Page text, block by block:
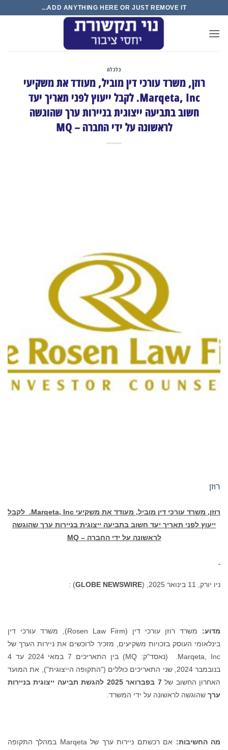
content
ADD ANYTHING HERE OR JUST REMOVE IT...
כלכלה
רוזן, משרד עורכי דין מוביל, מעודד את משקיעי
Marqeta, Inc. לקבל ייעוץ לפני תאריך יעד
חשוב בתביעה ייצוגית בניירות ערך שהוגשה
לראשונה על ידי החברה – MQ
רוזן
רוזן, משרד עורכי דין מוביל, מעודד את משקיעי Marqeta, Inc.
לקבל
ייעוץ לפני תאריך יעד חשוב בתביעה ייצוגית בניירות ערך שהוגשה
לראשונה על ידי החברה – MQ
ניו יורק, 11 בינואר 2025, ( GLOBE NEWSWIRE
) :
מדוע:
משרד רוזן עורכי דין (Rosen Law Firm), משרד עורכי דין
בינלאומי העוסק בזכויות משקיעים, מזכיר לרוכשים את ניירות הערך של
Marqeta, Inc. (נאסד"ק: MQ) בין התאריכים 7 במאי 2024 עד 4
בנובמבר 2024, שני התאריכים כוללים ("התקופה הייצוגית"), את המועד
האחרון החשוב של7 בפברואר 2025
להגשת תביעה ייצוגית בניירות
ערך שהוגשה לראשונה על ידי המשרד.
מה החשיבות:
אם רכשתם ניירות ערך של Marqeta במהלך התקופה